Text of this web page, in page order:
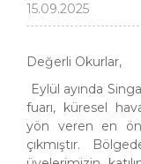
15.09.2025
Değerli Okurlar,
Eylül ayında
fuarı, küresel
yön veren en
çıkmıştır.